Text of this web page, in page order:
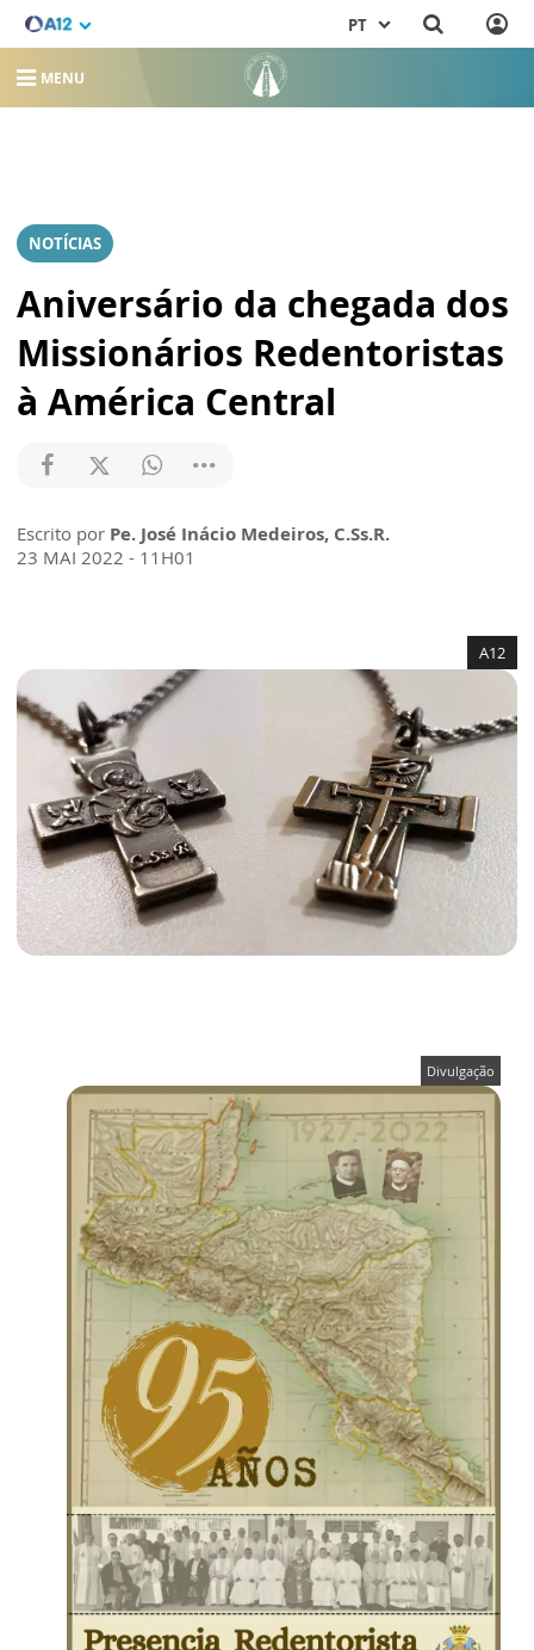
PT
MENU
NOTÍCIAS
Aniversário da chegada dos
Missionários Redentoristas
à América Central
Escrito por Pe. José Inácio Medeiros, C.Ss.R.
23 MAI 2022 - 11H01
A12
Divulgação